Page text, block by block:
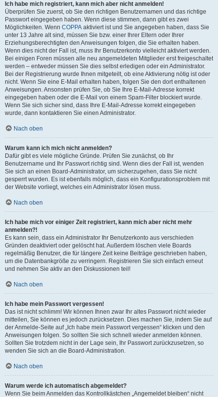
Ich habe mich registriert, kann mich aber nicht anmelden!
Überprüfen Sie zuerst, ob Sie den richtigen Benutzernamen und das richtige
Passwort eingegeben haben. Wenn diese stimmen, dann gibt es zwei
Möglichkeiten. Wenn COPPA aktiviert ist und Sie angegeben haben, dass Sie
unter 13 Jahre alt sind, müssen Sie bzw. einer Ihrer Eltern oder Ihrer
Erziehungsberechtigten den Anweisungen folgen, die Sie erhalten haben.
Wenn dies nicht der Fall ist, muss Ihr Benutzerkonto vielleicht aktiviert werden.
Bei einigen Foren müssen alle neu angemeldeten Mitglieder erst freigeschaltet
werden – entweder müssen Sie dies selbst erledigen oder ein Administrator.
Bei der Registrierung wurde Ihnen mitgeteilt, ob eine Aktivierung nötig ist oder
nicht. Wenn Sie eine E-Mail erhalten haben, folgen Sie den dort enthaltenen
Anweisungen. Ansonsten prüfen Sie, ob Sie Ihre E-Mail-Adresse korrekt
eingegeben haben oder die E-Mail von einem Spam-Filter blockiert wurde.
Wenn Sie sich sicher sind, dass Ihre E-Mail-Adresse korrekt eingegeben
wurde, dann kontaktieren Sie einen Administrator.
Nach oben
Warum kann ich mich nicht anmelden?
Dafür gibt es viele mögliche Gründe. Prüfen Sie zunächst, ob Ihr
Benutzername und Ihr Passwort richtig sind. Wenn dies der Fall ist, wenden
Sie sich an einen Board-Administrator, um sicherzugehen, dass Sie nicht
gesperrt wurden. Es ist ebenfalls möglich, dass ein Konfigurationsproblem mit
der Website vorliegt, welches ein Administrator lösen muss.
Nach oben
Ich habe mich vor einiger Zeit registriert, kann mich aber nicht mehr
anmelden?!
Es kann sein, dass ein Administrator Ihr Benutzerkonto aus verschieden
Gründen deaktiviert oder gelöscht hat. Außerdem löschen viele Boards
regelmäßig Benutzer, die für längere Zeit keine Beiträge geschrieben haben,
um die Datenbankgröße zu verringern. Registrieren Sie sich einfach erneut
und nehmen Sie aktiv an den Diskussionen teil!
Nach oben
Ich habe mein Passwort vergessen!
Das ist nicht schlimm! Wir können Ihnen zwar Ihr altes Passwort nicht wieder
mitteilen, Sie können es jedoch zurücksetzen. Dies machen Sie, indem Sie auf
der Anmelde-Seite auf „Ich habe mein Passwort vergessen“ klicken und den
Anweisungen folgen. So sollten Sie sich schnell wieder anmelden können.
Sollten Sie trotzdem nicht in der Lage sein, Ihr Passwort zurückzusetzen, so
wenden Sie sich an die Board-Administration.
Nach oben
Warum werde ich automatisch abgemeldet?
Wenn Sie beim Anmelden das Kontrollkästchen „Angemeldet bleiben“ nicht